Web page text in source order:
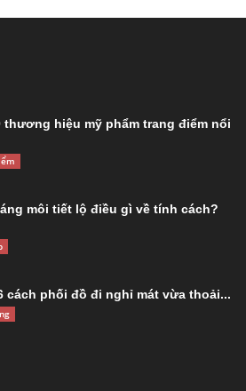
thương hiệu mỹ phẩm trang điểm nổi
môi tiết lộ điều gì về tính cách?
cách phối đồ đi nghỉ mát vừa thoải...